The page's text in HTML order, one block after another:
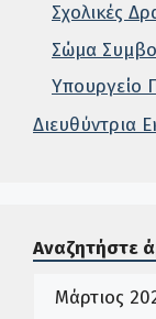
Σχολικές
Σώμα
Υπουργείο
Διευθύντρια
Αναζητήστε
Ιστορικό